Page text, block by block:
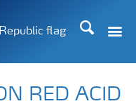
Hledat
RED ACID